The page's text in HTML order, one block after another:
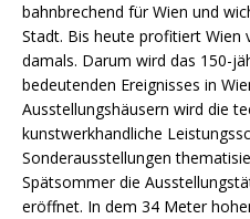
bahnbrechend für Wien und
Stadt. Bis heute profitiert Wien
damals. Darum wird das 150-
bedeutenden Ereignisses in
Ausstellungshäusern wird die
kunstwerkhandliche
Sonderausstellungen
Spätsommer die
eröffnet. In dem 34 Meter